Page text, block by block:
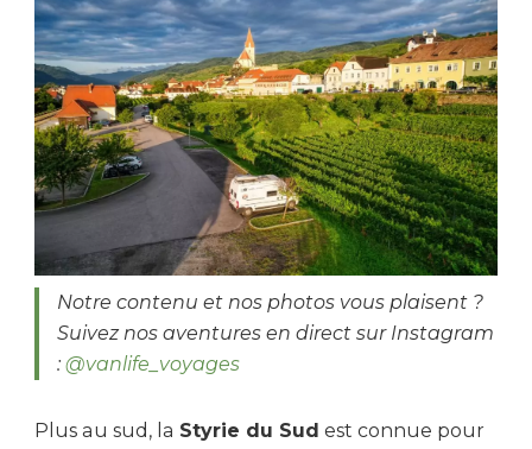
Notre contenu et nos photos vous plaisent ?
Suivez nos aventures en direct sur Instagram
: @vanlife_voyages
Plus au sud, la Styrie du Sud est connue pour